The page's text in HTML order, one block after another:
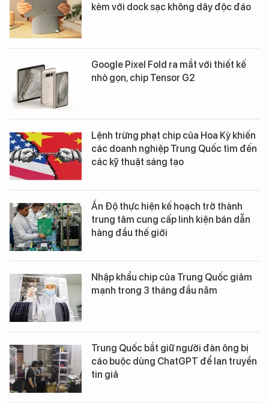
kèm với dock sạc không dây độc đáo
Google Pixel Fold ra mắt với thiết kế
nhỏ gọn, chip Tensor G2
Lệnh trừng phạt chip của Hoa Kỳ khiến
các doanh nghiệp Trung Quốc tìm đến
các kỹ thuật sáng tạo
Ấn Độ thực hiện kế hoạch trở thành
trung tâm cung cấp linh kiện bán dẫn
hàng đầu thế giới
Nhập khẩu chip của Trung Quốc giảm
mạnh trong 3 tháng đầu năm
Trung Quốc bắt giữ người đàn ông bị
cáo buộc dùng ChatGPT để lan truyền
tin giả